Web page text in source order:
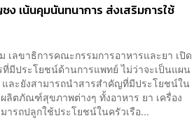
เน้นคุมนันทนาการ ส่งเสริมการใช้
ลขาธิการคณะกรรมการอาหารและยา เปิด
มีประโยชน์ด้านการแพทย์ ไม่ว่าจะเป็นแผน
ะยังสามารถนำสารสำคัญที่มีประโยชน์ใน
ตภัณฑ์สุขภาพต่างๆ ทั้งอาหาร ยา เครื่อง
รถปลูกใช้ประโยชน์ในครัวเรือ...